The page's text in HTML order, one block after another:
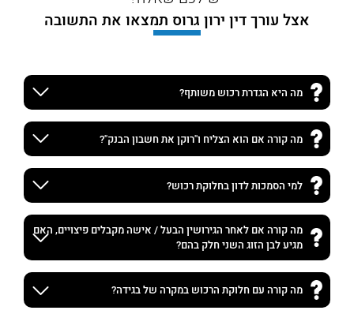
אצל עורך דין ירון גרוס תמצאו את התשובה
מה היא הגדרת רכוש משותף?
מה קורה אם הוא הצליח ו"רוקן את חשבון הבנק"?
למי הסמכות לדון בחלוקת רכוש?
מה קורה אם לאחר הגירושין הבעל / אישה מקבלים פיצויים, האם
מגיע לבן הזוג השני חלק בהם?
מה קורה עם חלוקת הרכוש במקרה של בגידה?